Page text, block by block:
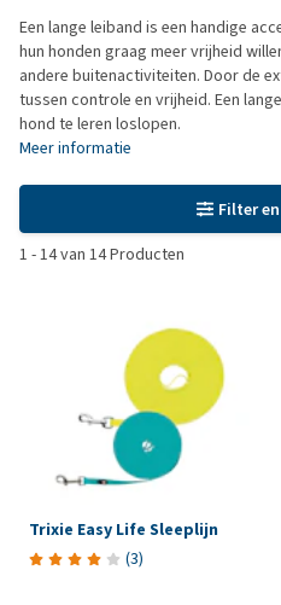
Een lange leiband is een handige
hun honden graag meer vrijheid
andere buitenactiviteiten. Door de
tussen controle en vrijheid. Een
hond te leren loslopen.
Meer informatie
Filter
1 -14van 14Producten
Trixie Easy Life Sleeplijn
(3)